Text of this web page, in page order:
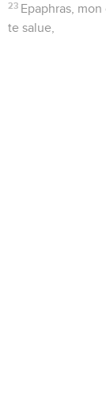
23 Epaphras,
te salue,